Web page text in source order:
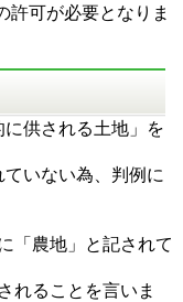
可が必要となりま
供される土地」を
いない為、判例に
農地」と記されて
ることを言いま